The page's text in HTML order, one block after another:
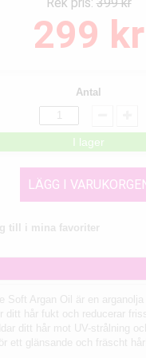
Rek pris:399 kr
299 kr
Antal
I lager
LÄGG I
till i mina favoriter
Soft Argan Oil är en
ditt hår fukt och reducerar
ditt hår mot UV-strålning
ett glänsande och fräscht hår!